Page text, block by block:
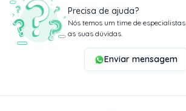
Precisa de ajuda?
Nós temos um time de
as suas dúvidas.
Enviar mensagem